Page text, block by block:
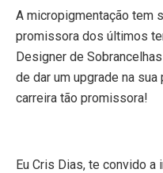
A micropigmentação tem
promissora dos últimos
Designer de
de dar um upgrade na
carreira tão promissora!
Eu Cris Dias, te convido a